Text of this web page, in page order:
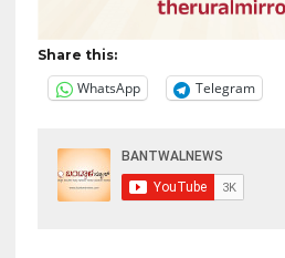
Share this:
WhatsApp Telegram